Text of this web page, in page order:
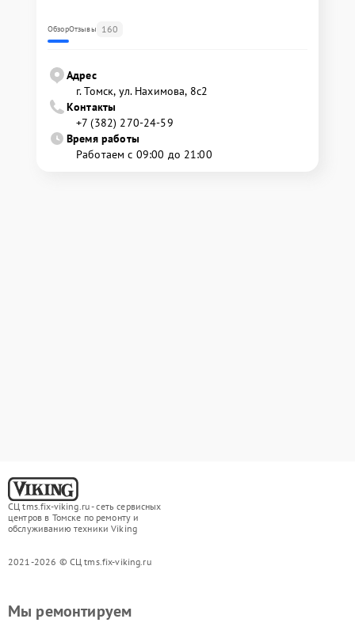
ОбзорОтзывы 160
Адрес
г. Томск, ул. Нахимова, 8с2
Контакты
+7 (382) 270-24-59
Время работы
Работаем с 09:00 до 21:00
СЦ tms.fix-viking.ru - сеть сервисных
центров в Томске по ремонту и
обслуживанию техники Viking
2021-2026 © СЦ tms.fix-viking.ru
Мы ремонтируем